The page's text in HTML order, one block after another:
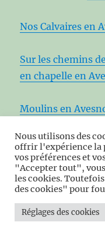
Nos Calvaires en
Sur les chemins
en chapelle en
Moulins en
Nos kiosques en
Eglises fortifiées
Censes en
Nous utilisons des
offrir l'expérience la
vos préférences et
"Accepter tout",
les cookies.
des cookies" pour
Réglages des cookies